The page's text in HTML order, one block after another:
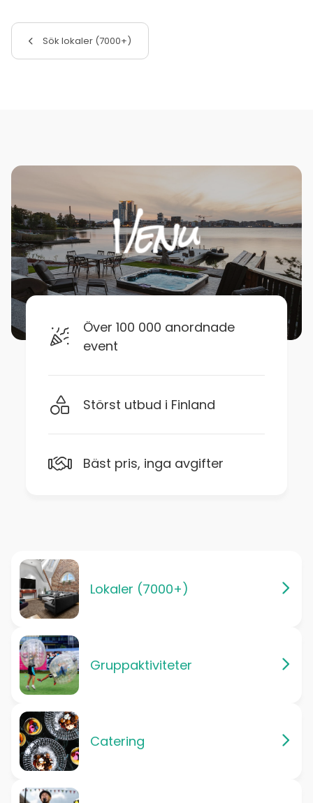
Sök lokaler (7000+)
Över 100 000 anordnade
event
Störst utbud i Finland
Bäst pris, inga avgifter
Lokaler (7000+)
Gruppaktiviteter
Catering